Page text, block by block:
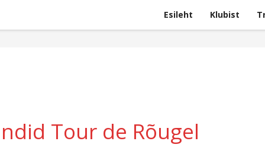
Esileht Klubist
Tour de Rõugel